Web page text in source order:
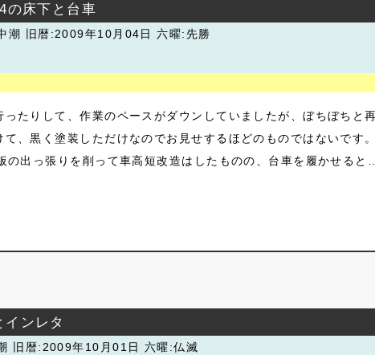
の床下と台車
潮
旧暦:2009年10月04日 六曜:先勝
たりして、作業のペースがダウンしていましたが、ぼちぼち
、黒く塗装しただけなのでお見せするほどのものではないで
の出っ張りを削って車高短改造はしたものの、台車を履かせる
ンレタ
旧暦:2009年10月01日 六曜:仏滅